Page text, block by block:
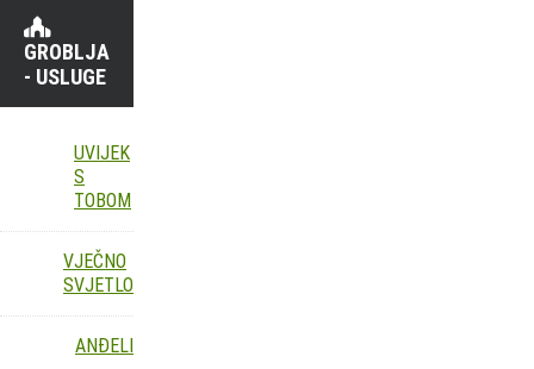
GROBLJA
- USLUGE
UVIJEK
S
TOBOM
VJEČNO
SVJETLO
ANĐELI